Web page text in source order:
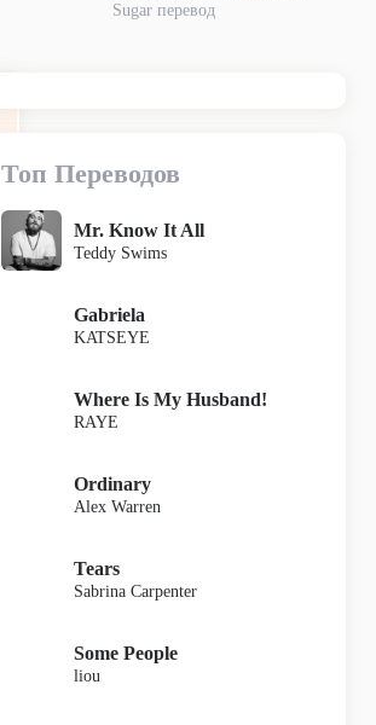
Sugar перевод
Топ Переводов
Mr. Know It All
Teddy Swims
Gabriela
KATSEYE
Where Is My Husband!
RAYE
Ordinary
Alex Warren
Tears
Sabrina Carpenter
Some People
liou